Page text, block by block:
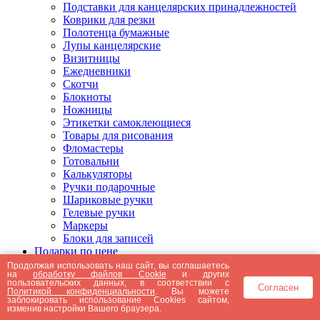
Подставки для канцелярских принадлежностей
Коврики для резки
Полотенца бумажные
Лупы канцелярские
Визитницы
Ежедневники
Скотчи
Блокноты
Ножницы
Этикетки самоклеющиеся
Товары для рисования
Фломастеры
Готовальни
Калькуляторы
Ручки подарочные
Шариковые ручки
Гелевые ручки
Маркеры
Блоки для записей
Подарки по цене
Подарки от 5000 рублей
Подарки до 5000 рублей
Подарки до 3000 рублей
Подарки до 2000 рублей
Подарки до 1000 рублей
Продолжая использовать наш сайт, вы соглашаетесь
наобработку файлов Cookie и других
пользовательских данных, в соответствии с
Политикой конфиденциальности . Вы можете
заблокировать использование Cookies сайтом,
изменив настройки Вашего браузера.
Согласен